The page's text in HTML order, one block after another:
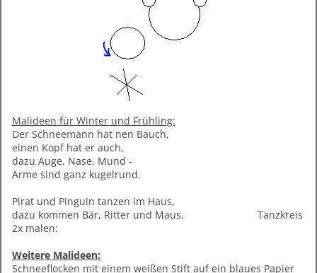
Malideen für Winter und Frühling:
Der Schneemann hat nen Bauch,
einen Kopf hat er auch,
dazu Auge, Nase, Mund -
Arme sind ganz kugelrund.
Pirat und Pinguin tanzen im Haus,
dazu kommen Bär, Ritter und Maus. Tanzkreis
2x malen:
Weitere Malideen:
Schneeflocken mit einem weißen Stift auf ein blaues Papier